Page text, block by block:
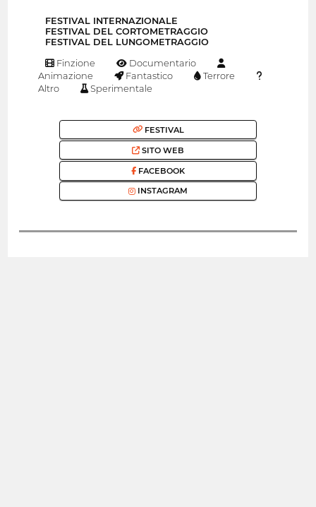
FESTIVAL INTERNAZIONALE
FESTIVAL DEL CORTOMETRAGGIO
FESTIVAL DEL LUNGOMETRAGGIO
Finzione
Documentario
Animazione
Fantastico
Terrore
Altro
Sperimentale
FESTIVAL
SITO WEB
FACEBOOK
INSTAGRAM